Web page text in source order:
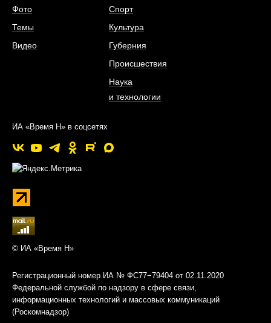
Фото
Темы
Видео
Спорт
Культура
Губерния
Происшествия
Наука
и технологии
ИА «Время Н» в соцсетях
© ИА «Время Н»
Регистрационный номер ИА № ФС77−79404 от 02.11.2020
Федеральной службой по надзору в сфере связи,
информационных технологий и массовых коммуникаций
(Роскомнадзор)